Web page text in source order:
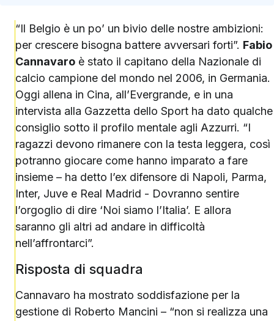
“Il Belgio è un po’ un bivio delle nostre ambizioni:
per crescere bisogna battere avversari forti”. Fabio
Cannavaro è stato il capitano della Nazionale di
calcio campione del mondo nel 2006, in Germania.
Oggi allena in Cina, all’Evergrande, e in una
intervista alla Gazzetta dello Sport ha dato qualche
consiglio sotto il profilo mentale agli Azzurri. “I
ragazzi devono rimanere con la testa leggera, così
potranno giocare come hanno imparato a fare
insieme – ha detto l’ex difensore di Napoli, Parma,
Inter, Juve e Real Madrid - Dovranno sentire
l’orgoglio di dire ‘Noi siamo l’Italia’. E allora
saranno gli altri ad andare in difficoltà
nell’affrontarci”.
Risposta di squadra
Cannavaro ha mostrato soddisfazione per la
gestione di Roberto Mancini – “non si realizza una